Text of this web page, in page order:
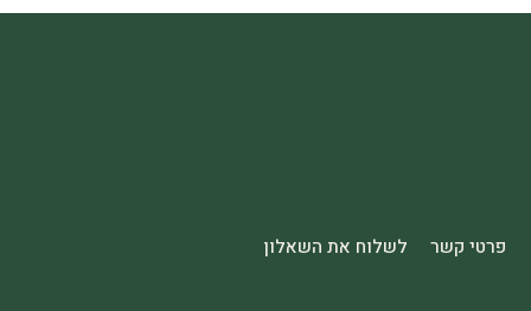
פרטי קשר לשלוח את השאלון